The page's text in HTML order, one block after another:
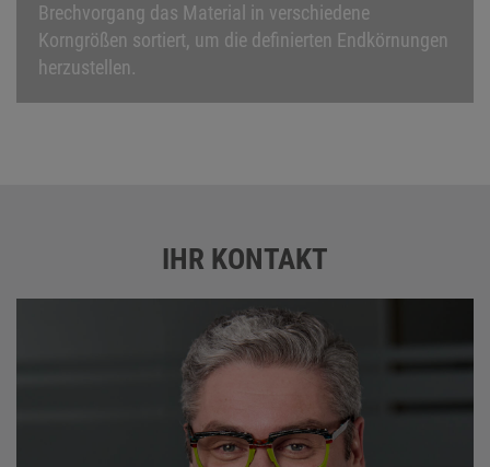
Brechvorgang das Material in verschiedene
Korngrößen sortiert, um die definierten Endkörnungen
herzustellen.
IHR KONTAKT